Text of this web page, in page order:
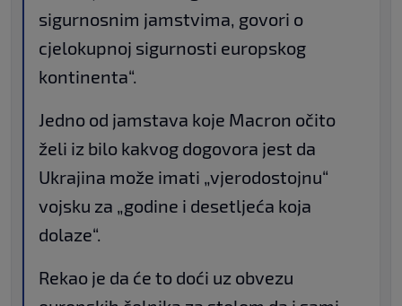
sigurnosnim jamstvima, govori o
cjelokupnoj sigurnosti europskog
kontinenta“.
Jedno od jamstava koje Macron očito
želi iz bilo kakvog dogovora jest da
Ukrajina može imati „vjerodostojnu“
vojsku za „godine i desetljeća koja
dolaze“.
Rekao je da će to doći uz obvezu